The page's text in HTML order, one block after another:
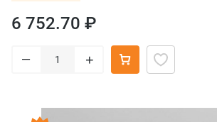
6 752.70 ₽
– +